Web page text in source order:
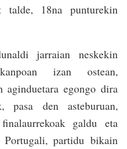
talde, 18na punturekin
jarraian neskekin
izan ostean,
egongo dira
pasa den asteburuan,
galdu eta
partidu bikain